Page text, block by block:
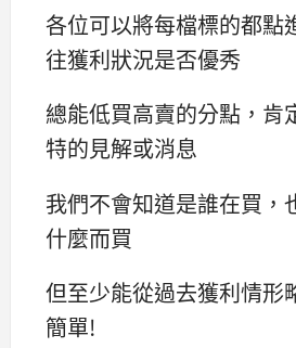
各位可以將每檔標的都點
往獲利狀況是否優秀
總能低買高賣的分點，肯
特的見解或消息
我們不會知道是誰在買，
什麼而買
但至少能從過去獲利情形
簡單!